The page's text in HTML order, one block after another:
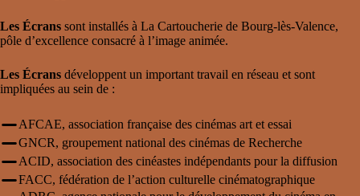
Les Écrans sont installés à La Cartoucherie de Bourg-lès-Valence,
pôle d’excellence consacré à l’image animée.
Les Écrans développent un important travail en réseau et sont
impliquées au sein de :
AFCAE, association française des cinémas art et essai
GNCR, groupement national des cinémas de Recherche
ACID, association des cinéastes indépendants pour la diffusion
FACC, fédération de l’action culturelle cinématographique